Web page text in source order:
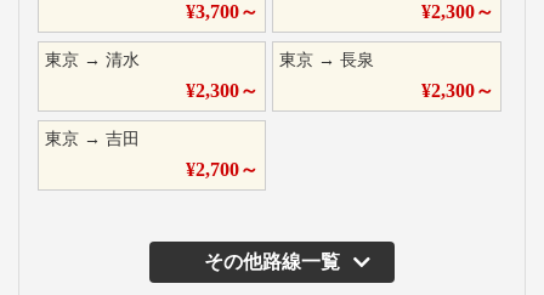
¥3,700～ ¥2,300～
東京 → 清水
¥2,300～
東京 →長泉
¥2,300～
東京 → 吉田
¥2,700～
その他路線一覧